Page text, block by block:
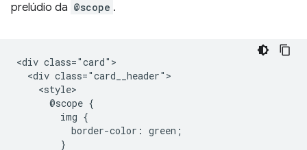
prelúdio da @scope .
<div class="card">
  <div class="card__header">
    <style>
      @scope {
        img {
          border-color: green;
        }